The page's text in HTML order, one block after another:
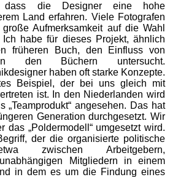
dass die Designer eine hohe
Land erfahren. Viele Fotografen
Aufmerksamkeit auf die Wahl
habe für dieses Projekt, ähnlich
früheren Buch, den Einfluss von
in den Büchern untersucht.
haben oft starke Konzepte.
Beispiel, der bei uns gleich mit
ist. In den Niederlanden wird
„Teamprodukt“ angesehen. Das hat
Generation durchgesetzt. Wir
das „Poldermodell“ umgesetzt wird.
der die organisierte politische
zwischen Arbeitgebern,
Mitgliedern in einem
in dem es um die Findung eines